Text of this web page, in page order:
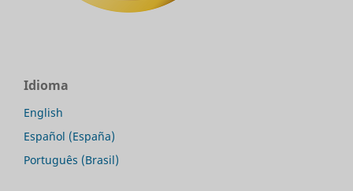
Idioma
English
Español (España)
Português (Brasil)